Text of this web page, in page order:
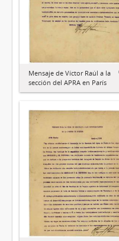
Mensaje de Víctor Raúl a la
sección del APRA en París